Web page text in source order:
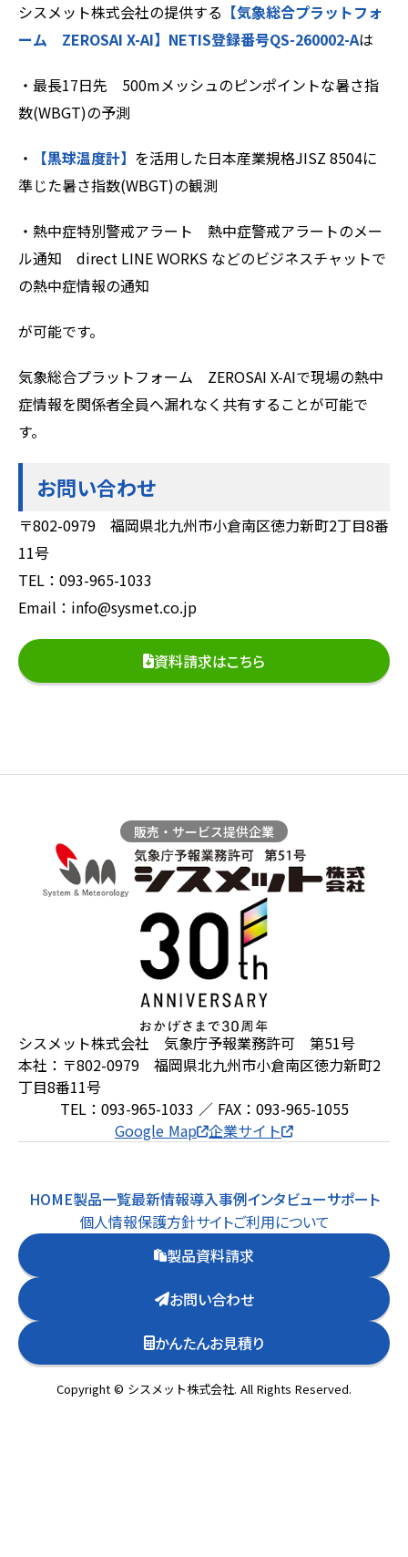
シスメット株式会社の提供する 【気象総合プラットフォ
ーム ZEROSAI X-AI】 NETIS登録番号QS-260002-Aは
・最長17日先 500mメッシュのピンポイントな暑さ指
数(WBGT)の予測
・ 【黒球温度計】 を活用した日本産業規格JISZ 8504に
準じた暑さ指数(WBGT)の観測
・熱中症特別警戒アラート 熱中症警戒アラートのメー
ル通知 direct LINE WORKS などのビジネスチャットで
の熱中症情報の通知
が可能です。
気象総合プラットフォーム ZEROSAI X-AIで現場の熱中
症情報を関係者全員へ漏れなく共有することが可能で
す。
お問い合わせ
〒802-0979 福岡県北九州市小倉南区徳力新町2丁目8番
11号
TEL：093-965-1033
Email：info@sysmet.co.jp
資料請求はこちら
販売・サービス提供企業
シスメット株式会社 気象庁予報業務許可 第51号
本社：〒802-0979 福岡県北九州市小倉南区徳力新町2
丁目8番11号
TEL：093-965-1033 ／ FAX：093-965-1055
Google Map 企業サイト
HOME製品一覧最新情報導入事例インタビューサポート
個人情報保護方針サイトご利用について
製品資料請求
お問い合わせ
かんたんお見積り
Copyright © シスメット株式会社. All Rights Reserved.